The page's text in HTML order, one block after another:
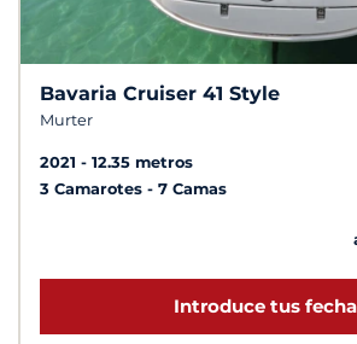
Bavaria Cruiser 41 Style
Murter
2021
12.35 metros
3 Camarotes
7 Camas
Introduce tus